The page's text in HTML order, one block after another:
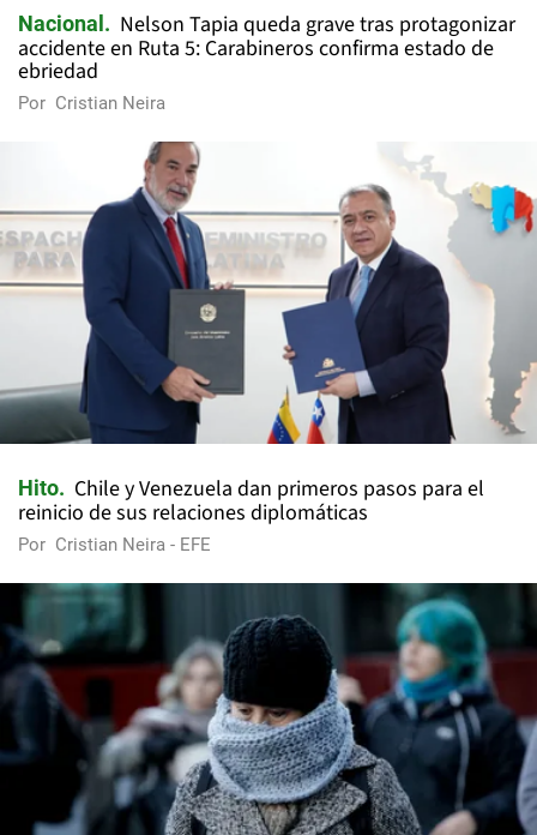
Nacional
Nelson Tapia queda grave tras protagonizar
accidente en Ruta 5: Carabineros confirma estado de
ebriedad
Por Cristian Neira
Hito
Chile y Venezuela dan primeros pasos para el
reinicio de sus relaciones diplomáticas
Por Cristian Neira - EFE